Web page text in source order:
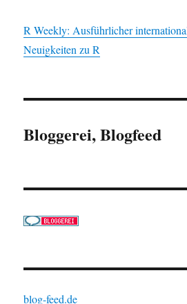
R Weekly: Ausführlicher
Neuigkeiten zu R
Bloggerei, Blogfeed
blog-feed.de